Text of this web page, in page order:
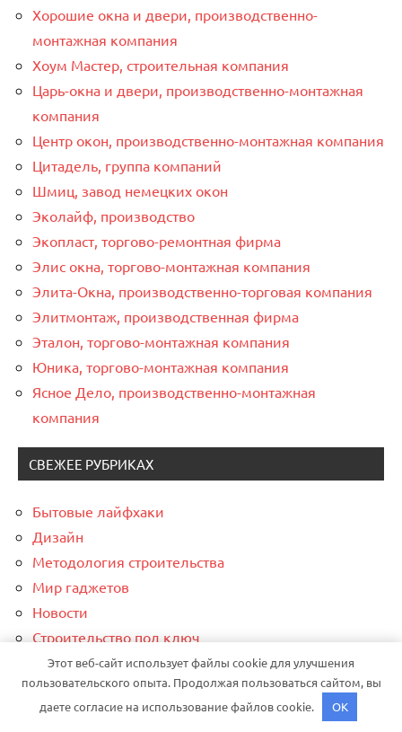
Хорошие окна и двери, производственно-
монтажная компания
Хоум Мастер, строительная компания
Царь-окна и двери, производственно-монтажная
компания
Центр окон, производственно-монтажная компания
Цитадель, группа компаний
Шмиц, завод немецких окон
Эколайф, производство
Экопласт, торгово-ремонтная фирма
Элис окна, торгово-монтажная компания
Элита-Окна, производственно-торговая компания
Элитмонтаж, производственная фирма
Эталон, торгово-монтажная компания
Юника, торгово-монтажная компания
Ясное Дело, производственно-монтажная
компания
СВЕЖЕЕ РУБРИКАХ
Бытовые лайфхаки
Дизайн
Методология строительства
Мир гаджетов
Новости
Строительство под ключ
Финансовые стратегии
СПАСИБО, ЧТО ВЫБРАЛИ НАС
Этот веб-сайт использует файлы cookie для улучшения
пользовательского опыта. Продолжая пользоваться сайтом, вы
даете согласие на использование файлов cookie.
OK